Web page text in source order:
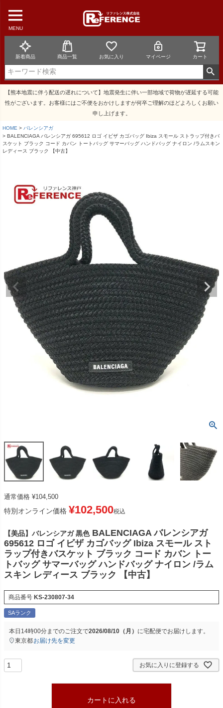
MENU
新着商品 商品一覧 お気に入り マイページ カート
【熊本地震に伴う配送の遅れについて】地震発生に伴い一部地域で荷物が遅延する可能
性がございます。お客様にはご不便をおかけしますが何卒ご理解のほどよろしくお願い
申し上げます。
HOME
バレンシアガ
BALENCIAGA バレンシアガ 695612 ロゴ イビザ カゴバッグ Ibiza スモール ストラップ付きバ
スケット ブラック コード カバン トートバッグ サマーバッグ ハンドバッグ ナイロン /ラムスキン
レディース ブラック 【中古】
通常価格 ¥104,500
特別オンライン価格 ¥102,500税込
【美品】バレンシアガ 黒色 BALENCIAGA バレンシアガ
695612 ロゴ イビザ カゴバッグ Ibiza スモール スト
ラップ付きバスケット ブラック コード カバン トー
トバッグ サマーバッグ ハンドバッグ ナイロン /ラム
スキン レディース ブラック 【中古】
商品番号 KS-230807-34
SAランク
本日 14時00分までのご注文で2026/08/10（月） に宅配便でお届けします。
東京都お届け先を変更
お気に入りに登録する
カートに入れる